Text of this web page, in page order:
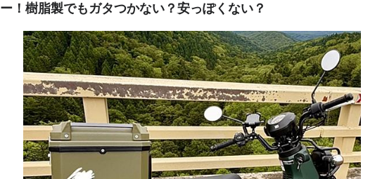
ー！樹脂製でもガタつかない？安っぽくない？